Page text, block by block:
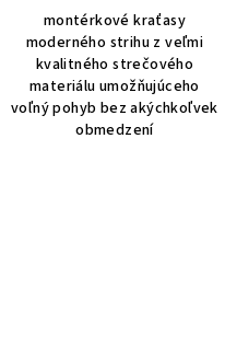
montérkové kraťasy
moderného strihu z veľmi
kvalitného strečového
materiálu umožňujúceho
voľný pohyb bez akýchkoľvek
obmedzení